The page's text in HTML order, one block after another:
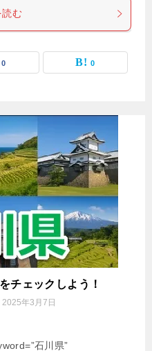
む
0 0
チェックしよう！
2025年3月7日
石川県”